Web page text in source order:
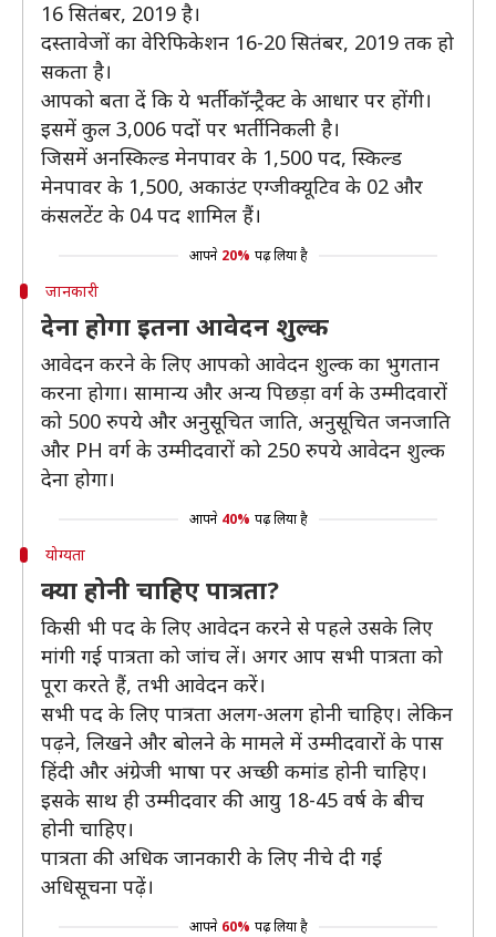
16 सितंबर, 2019 है।
दस्तावेजों का वेरिफिकेशन 16-20 सितंबर, 2019 तक हो
सकता है।
आपको बता दें कि ये भर्ती कॉन्ट्रैक्ट के आधार पर होंगी।
इसमें कुल 3,006 पदों पर भर्ती निकली है।
जिसमें अनस्किल्ड मेनपावर के 1,500 पद, स्किल्ड
मेनपावर के 1,500, अकाउंट एग्‍जीक्‍यूटिव के 02 और
कंसलटेंट के 04 पद शामिल हैं।
आपने 20% पढ़ लिया है
जानकारी
देना होगा इतना आवेदन शुल्क
आवेदन करने के लिए आपको आवेदन शुल्क का भुगतान
करना होगा। सामान्य और अन्य पिछड़ा वर्ग के उम्मीदवारों
को 500 रुपये और अनुसूचित जाति, अनुसूचित जनजाति
और PH वर्ग के उम्मीदवारों को 250 रुपये आवेदन शुल्क
देना होगा।
आपने 40% पढ़ लिया है
योग्यता
क्या होनी चाहिए पात्रता?
किसी भी पद के लिए आवेदन करने से पहले उसके लिए
मांगी गई पात्रता को जांच लें। अगर आप सभी पात्रता को
पूरा करते हैं, तभी आवेदन करें।
सभी पद के लिए पात्रता अलग-अलग होनी चाहिए। लेकिन
पढ़ने, लिखने और बोलने के मामले में उम्मीदवारों के पास
हिंदी और अंग्रेजी भाषा पर अच्छी कमांड होनी चाहिए।
इसके साथ ही उम्मीदवार की आयु 18-45 वर्ष के बीच
होनी चाहिए।
पात्रता की अधिक जानकारी के लिए नीचे दी गई
अधिसूचना पढ़ें।
आपने 60% पढ़ लिया है